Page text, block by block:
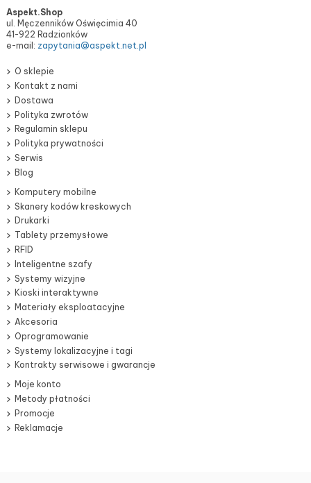
Aspekt.Shop
ul. Męczenników Oświęcimia 40
41-922 Radzionków
e-mail: zapytania@aspekt.net.pl
O sklepie
Kontakt z nami
Dostawa
Polityka zwrotów
Regulamin sklepu
Polityka prywatności
Serwis
Blog
Komputery mobilne
Skanery kodów kreskowych
Drukarki
Tablety przemysłowe
RFID
Inteligentne szafy
Systemy wizyjne
Kioski interaktywne
Materiały eksploatacyjne
Akcesoria
Oprogramowanie
Systemy lokalizacyjne i tagi
Kontrakty serwisowe i gwarancje
Moje konto
Metody płatności
Promocje
Reklamacje